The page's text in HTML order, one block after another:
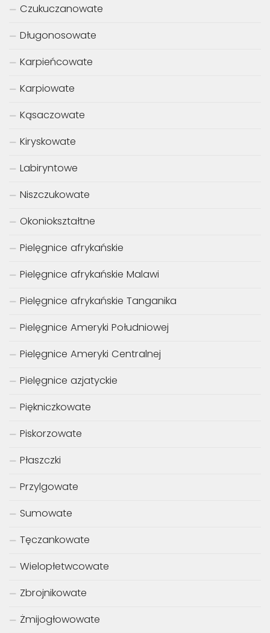
Czukuczanowate
Długonosowate
Karpieńcowate
Karpiowate
Kąsaczowate
Kiryskowate
Labiryntowe
Niszczukowate
Okoniokształtne
Pielęgnice afrykańskie
Pielęgnice afrykańskie Malawi
Pielęgnice afrykańskie Tanganika
Pielęgnice Ameryki Południowej
Pielęgnice Ameryki Centralnej
Pielęgnice azjatyckie
Piękniczkowate
Piskorzowate
Płaszczki
Przylgowate
Sumowate
Tęczankowate
Wielopłetwcowate
Zbrojnikowate
Żmijogłowowate